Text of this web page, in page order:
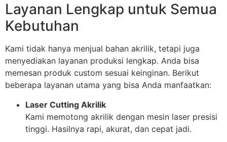
Layanan Lengkap untuk Semua
Kebutuhan
Kami tidak hanya menjual bahan akrilik, tetapi juga
menyediakan layanan produksi lengkap. Anda bisa
memesan produk custom sesuai keinginan. Berikut
beberapa layanan utama yang bisa Anda manfaatkan:
Laser Cutting Akrilik
Kami memotong akrilik dengan mesin laser presisi
tinggi. Hasilnya rapi, akurat, dan cepat jadi.